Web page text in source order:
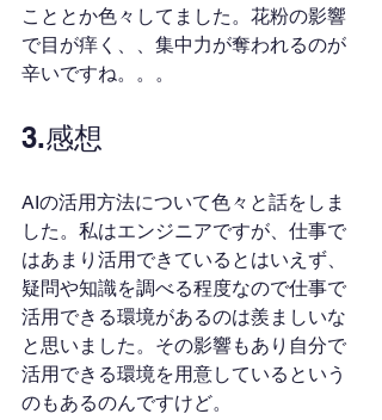
こととか色々してました。花粉の影響
で目が痒く、、集中力が奪われるのが
辛いですね。。。
3.感想
AIの活用方法について色々と話をしま
した。私はエンジニアですが、仕事で
はあまり活用できているとはいえず、
疑問や知識を調べる程度なので仕事で
活用できる環境があるのは羨ましいな
と思いました。その影響もあり自分で
活用できる環境を用意しているという
のもあるのんですけど。